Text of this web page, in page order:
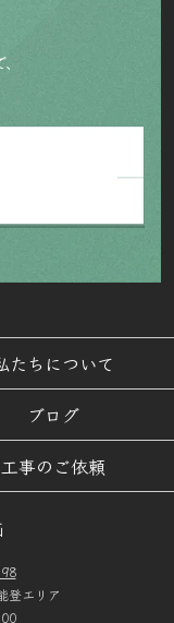
たちについて
ブログ
工事のご依頼
登エリア